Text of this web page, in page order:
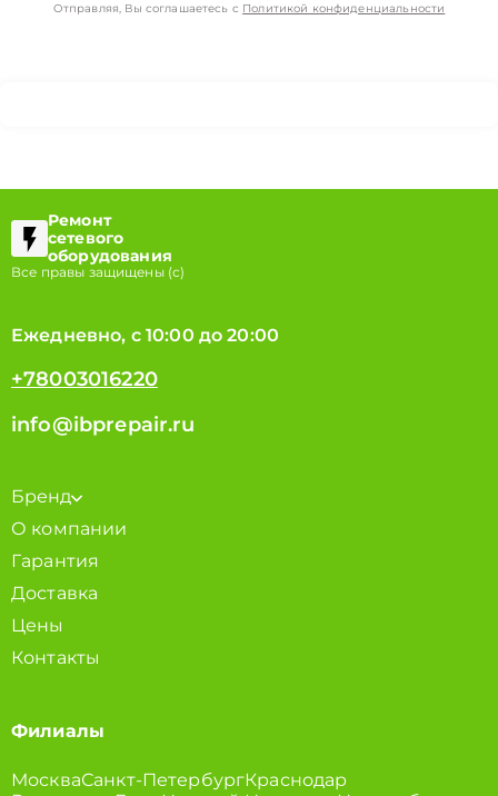
Отправляя, Вы соглашаетесь с Политикой конфиденциальности
Ремонт
сетевого
оборудования
Все правы защищены (с)
Ежедневно, с 10:00 до 20:00
+78003016220
info@ibprepair.ru
Бренд
О компании
Гарантия
Доставка
Цены
Контакты
Филиалы
МоскваСанкт-ПетербургКраснодар